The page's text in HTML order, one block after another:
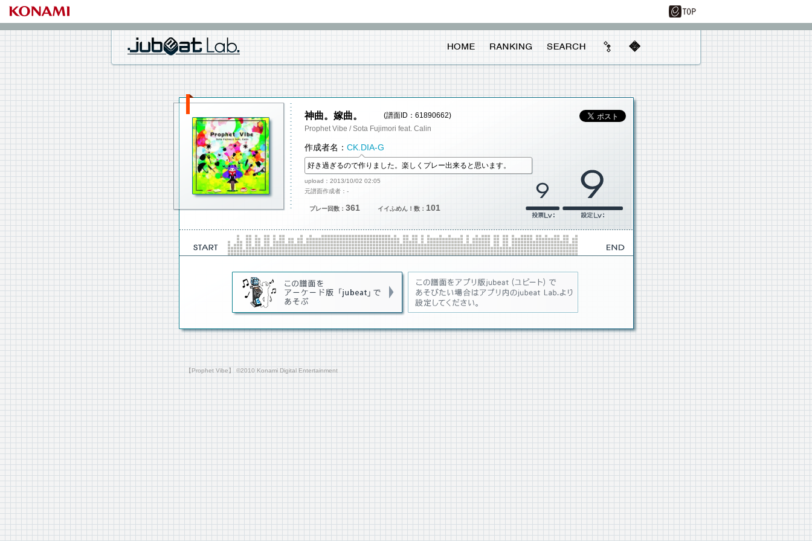
神曲。嫁曲。
(譜面ID：61890662)
Prophet Vibe / Sota Fujimori feat. Calin
作成者名： CK.DIA-G
好き過ぎるので作りました。楽しくプレー出来ると思います。
upload：2013/10/02 02:05
元譜面作成者：-
プレー回数： 361 イイふめん！数： 101
【Prophet Vibe】 ©2010 Konami Digital Entertainment